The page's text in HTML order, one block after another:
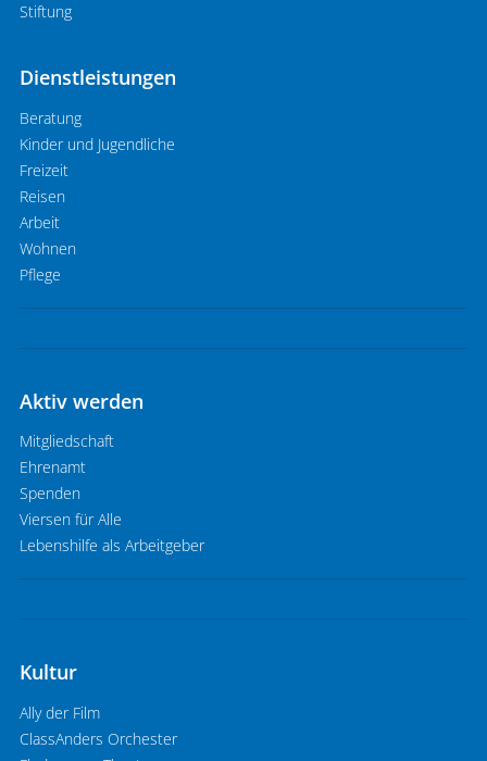
Stiftung
Dienstleistungen
Beratung
Kinder und Jugendliche
Freizeit
Reisen
Arbeit
Wohnen
Pflege
Aktiv werden
Mitgliedschaft
Ehrenamt
Spenden
Viersen für Alle
Lebenshilfe als Arbeitgeber
Kultur
Ally der Film
ClassAnders Orchester